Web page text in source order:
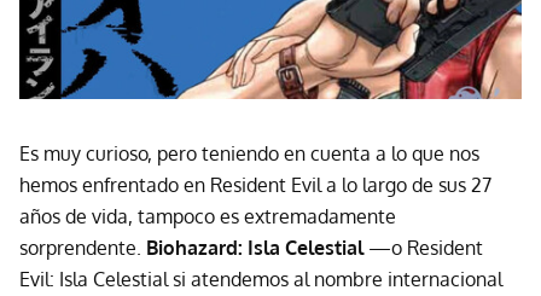
Es muy curioso, pero teniendo en cuenta a lo que nos
hemos enfrentado en Resident Evil a lo largo de sus 27
años de vida, tampoco es extremadamente
sorprendente. Biohazard: Isla Celestial—o Resident
Evil: Isla Celestial si atendemos al nombre internacional